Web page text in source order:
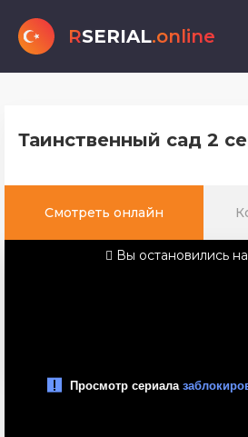
RSERIAL.online
Таинственный сад 2
Смотреть онлайн
Вы остановились